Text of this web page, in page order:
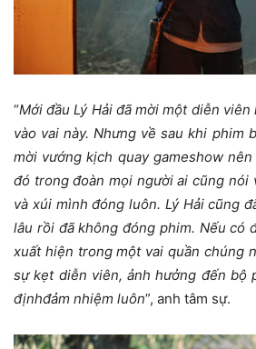
“Mới đầu Lý Hải đã mời một diễn
vào vai này. Nhưng về sau khi phim
mời vướng kịch quay gameshow
đó trong đoàn mọi người ai cũng nói
và xúi mình đóng luôn. Lý Hải cũng
lâu rồi đã không đóng phim. Nếu có
xuất hiện trong một vai quần chúng
sự kẹt diễn viên, ảnh hưởng đến bộ
địnhđảm nhiệm luôn”, anh tâm sự.